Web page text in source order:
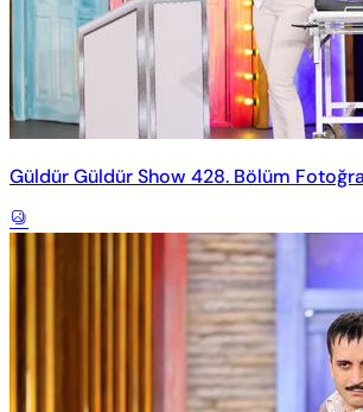
Güldür Güldür Show 428. Bölüm